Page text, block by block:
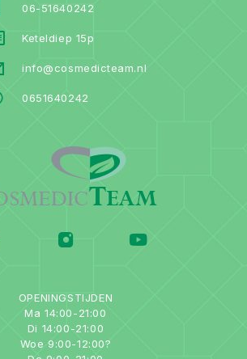
06-51640242
Keteldiep 15p
info@cosmedicteam.nl
0651640242
OPENINGSTIJDEN
Ma 14:00-21:00
Di 14:00-21:00
Woe 9:00-12:00?